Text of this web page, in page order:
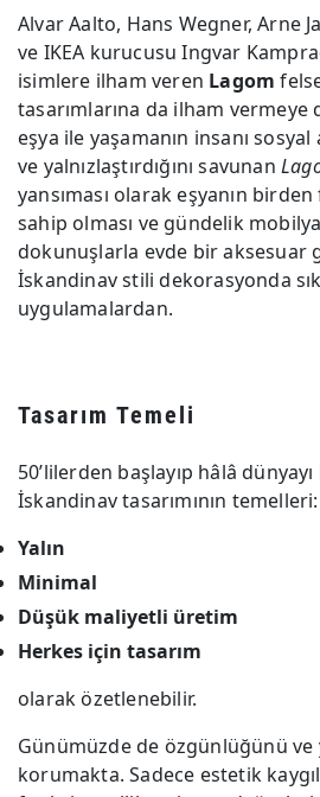
Alvar Aalto, Hans Wegner, Arne
ve IKEA kurucusu Ingvar
isimlere ilham veren Lagom
tasarımlarına da ilham vermeye
eşya ile yaşamanın insanı
ve yalnızlaştırdığını savunan
yansıması olarak eşyanın
sahip olması ve gündelik
dokunuşlarla evde bir aksesuar
İskandinav stili dekorasyonda
uygulamalardan.
Tasarım Temeli
50’lilerden başlayıp hâlâ
İskandinav tasarımının temelleri:
Yalın
Minimal
Düşük maliyetli üretim
Herkes için tasarım
olarak özetlenebilir.
Günümüzde de özgünlüğünü ve
korumakta. Sadece estetik